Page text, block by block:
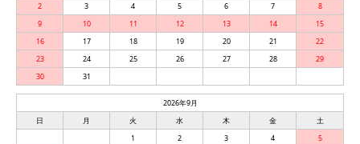
2
3 4 5 6 7
8
9
10 11 12 13 14
15
16
17 18 19 20 21
22
23
24 25 26 27 28
29
30
31
2026年9月
日
月 火 水 木 金
土
1
2 3 4
5